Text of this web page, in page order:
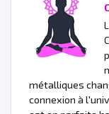
métalliques
connexion à